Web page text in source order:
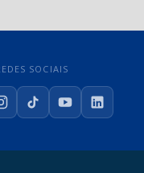
SOCIAIS
Instagram
TikTokYouTubeLinkedIn